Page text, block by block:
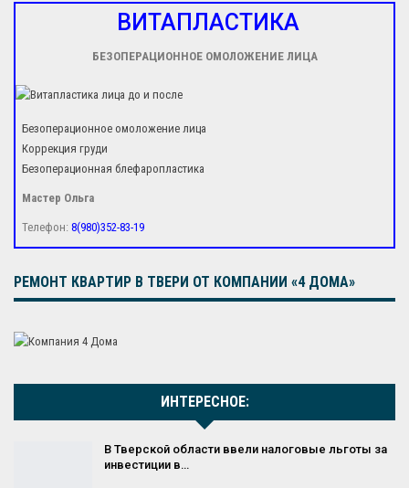
ВИТАПЛАСТИКА
БЕЗОПЕРАЦИОННОЕ ОМОЛОЖЕНИЕ ЛИЦА
Безоперационное омоложение лица
Коррекция груди
Безоперационная блефаропластика
Мастер Ольга
Телефон: 8(980)352-83-19
РЕМОНТ КВАРТИР В ТВЕРИ ОТ КОМПАНИИ «4 ДОМА»
ИНТЕРЕСНОЕ:
В Тверской области ввели налоговые льготы за
инвестиции в…